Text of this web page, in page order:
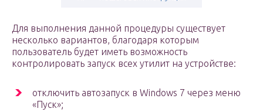
Для выполнения данной процедуры существует
несколько вариантов, благодаря которым
пользователь будет иметь возможность
контролировать запуск всех утилит на устройстве:
отключить автозапуск в Windows 7 через меню
«Пуск»;